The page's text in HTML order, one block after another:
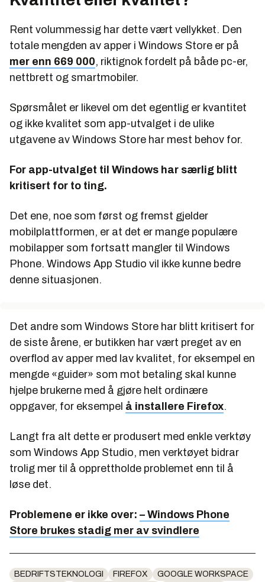
Rent volummessig har dette vært vellykket. Den
totale mengden av apper i Windows Store er på
mer enn 669 000, riktignok fordelt på både pc-er,
nettbrett og smartmobiler.
Spørsmålet er likevel om det egentlig er kvantitet
og ikke kvalitet som app-utvalget i de ulike
utgavene av Windows Store har mest behov for.
For app-utvalget til Windows har særlig blitt
kritisert for to ting.
Det ene, noe som først og fremst gjelder
mobilplattformen, er at det er mange populære
mobilapper som fortsatt mangler til Windows
Phone. Windows App Studio vil ikke kunne bedre
denne situasjonen.
Det andre som Windows Store har blitt kritisert for
de siste årene, er butikken har vært preget av en
overflod av apper med lav kvalitet, for eksempel en
mengde «guider» som mot betaling skal kunne
hjelpe brukerne med å gjøre helt ordinære
oppgaver, for eksempel å installere Firefox.
Langt fra alt dette er produsert med enkle verktøy
som Windows App Studio, men verktøyet bidrar
trolig mer til å opprettholde problemet enn til å
løse det.
Problemene er ikke over: – Windows Phone
Store brukes stadig mer av svindlere
BEDRIFTSTEKNOLOGI FIREFOX
GOOGLE WORKSPACE